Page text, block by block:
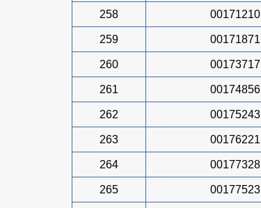
258 00171210
259 00171871
260 00173717
261 00174856
262 00175243
263 00176221
264 00177328
265 00177523